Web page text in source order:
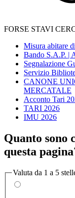
FORSE STAVI
Misura abitare
Bando S.A.P. |
Segnalazione
Servizio
CANONE
MERCATALE
Acconto Tari
TARI 2026
IMU 2026
Quanto sono
questa
Valuta da 1 a 5